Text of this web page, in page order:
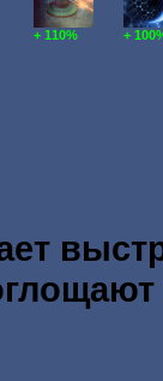
+ 110% +